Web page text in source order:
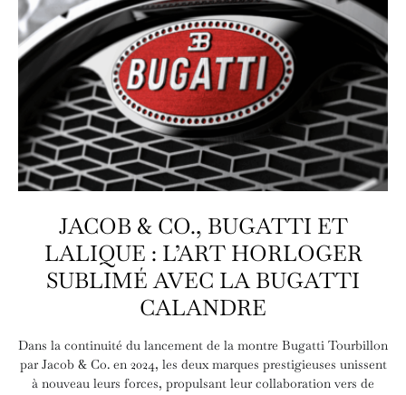
JACOB & CO., BUGATTI ET
LALIQUE : L’ART HORLOGER
SUBLIMÉ AVEC LA BUGATTI
CALANDRE
Dans la continuité du lancement de la montre Bugatti Tourbillon
par Jacob & Co. en 2024, les deux marques prestigieuses unissent
à nouveau leurs forces, propulsant leur collaboration vers de